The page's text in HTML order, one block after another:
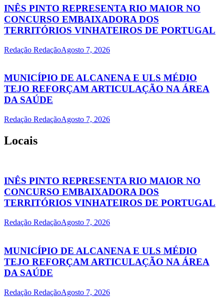
INÊS PINTO REPRESENTA RIO MAIOR NO
CONCURSO EMBAIXADORA DOS
TERRITÓRIOS VINHATEIROS DE PORTUGAL
Redação RedaçãoAgosto 7, 2026
MUNICÍPIO DE ALCANENA E ULS MÉDIO
TEJO REFORÇAM ARTICULAÇÃO NA ÁREA
DA SAÚDE
Redação RedaçãoAgosto 7, 2026
Locais
INÊS PINTO REPRESENTA RIO MAIOR NO
CONCURSO EMBAIXADORA DOS
TERRITÓRIOS VINHATEIROS DE PORTUGAL
Redação RedaçãoAgosto 7, 2026
MUNICÍPIO DE ALCANENA E ULS MÉDIO
TEJO REFORÇAM ARTICULAÇÃO NA ÁREA
DA SAÚDE
Redação RedaçãoAgosto 7, 2026